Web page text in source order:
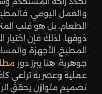
والعمل اليومي.
الطعام، بل هو قلب
ذوقها. لذلك فإن
المطبخ، الأجهزة،
جوهرية. هنا يبرز دور
عملية وعصرية تراعي
تصميم متوازن يحقق